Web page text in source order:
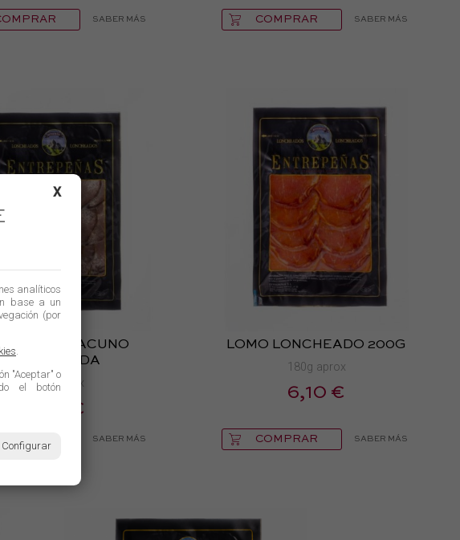
SABER MÁS COMPRAR SABER MÁS
DE VACUNO
LONCHEADA
200g aprox
7,48 €
SABER MÁS
LOMO LONCHEADO 200G
180g aprox
6,10 €
COMPRAR SABER MÁS
X
analíticos
base a un
(por
.
"Aceptar" o
el botón
Configurar